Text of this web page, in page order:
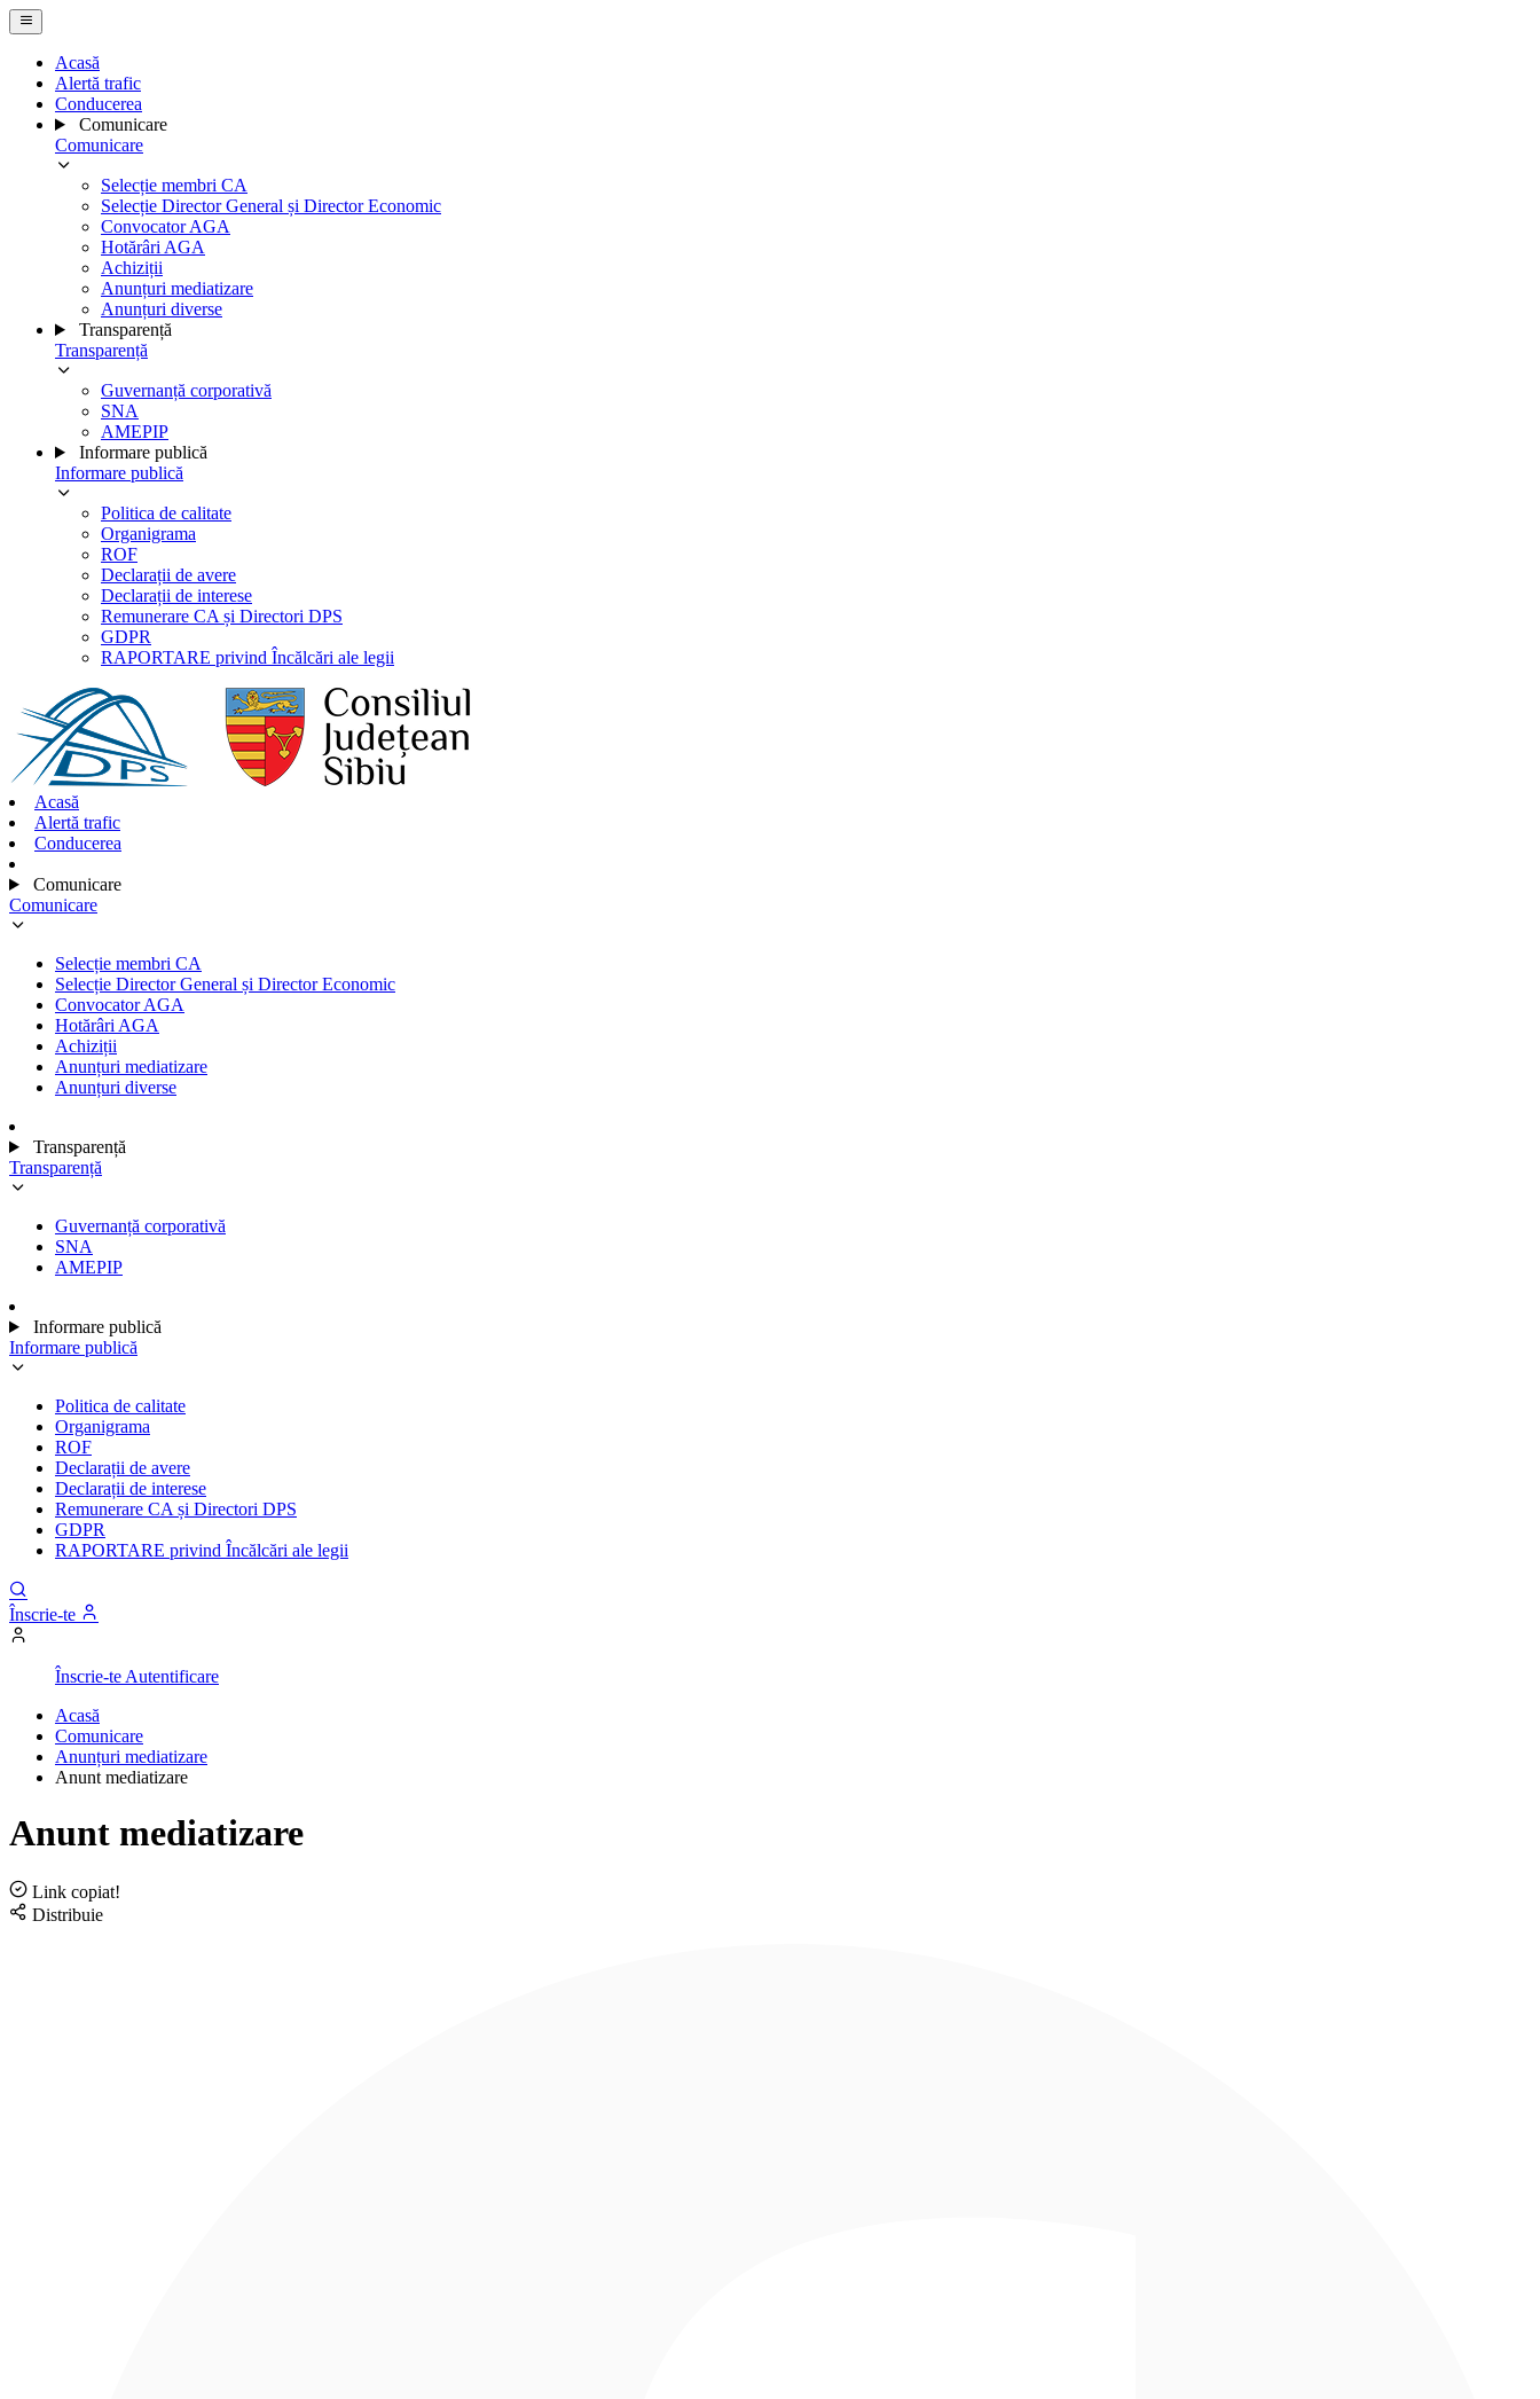
Acasă
Alertă trafic
Conducerea
Comunicare
Comunicare
Selecție membri CA
Selecție Director General și Director Economic
Convocator AGA
Hotărâri AGA
Achiziții
Anunțuri mediatizare
Anunțuri diverse
Transparență
Transparență
Guvernanță corporativă
SNA
AMEPIP
Informare publică
Informare publică
Politica de calitate
Organigrama
ROF
Declarații de avere
Declarații de interese
Remunerare CA și Directori DPS
GDPR
RAPORTARE privind Încălcări ale legii
Acasă
Alertă trafic
Conducerea
Comunicare
Comunicare
Selecție membri CA
Selecție Director General și Director Economic
Convocator AGA
Hotărâri AGA
Achiziții
Anunțuri mediatizare
Anunțuri diverse
Transparență
Transparență
Guvernanță corporativă
SNA
AMEPIP
Informare publică
Informare publică
Politica de calitate
Organigrama
ROF
Declarații de avere
Declarații de interese
Remunerare CA și Directori DPS
GDPR
RAPORTARE privind Încălcări ale legii
Înscrie-te
Înscrie-te Autentificare
Acasă
Comunicare
Anunțuri mediatizare
Anunt mediatizare
Anunt mediatizare
Link copiat!
Distribuie